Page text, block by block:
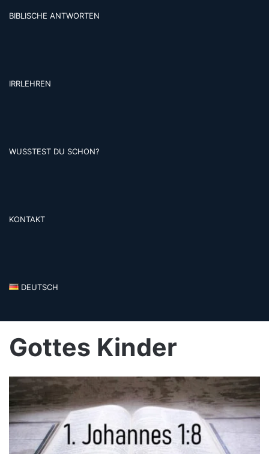
BIBLISCHE ANTWORTEN
IRRLEHREN
WUSSTEST DU SCHON?
KONTAKT
DEUTSCH
Gottes Kinder